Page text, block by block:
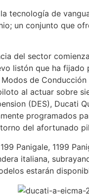
tecnología de
un conjunto que
del sector
listón que ha fijado
de Conducción
al actuar sobre
(DES), Ducati
programados
del afortunado
Panigale, 1199
italiana,
estarán